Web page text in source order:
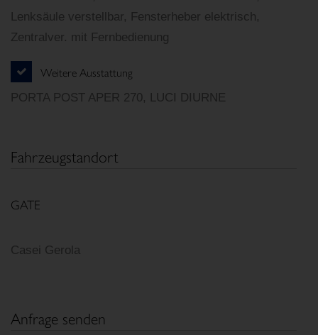
Lenksäule verstellbar, Fensterheber elektrisch,
Zentralver. mit Fernbedienung
Weitere Ausstattung
PORTA POST APER 270, LUCI DIURNE
Fahrzeugstandort
GATE
Casei Gerola
Anfrage senden